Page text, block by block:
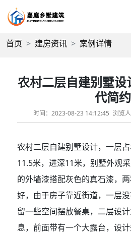
首页 建房资讯 案例详情
农村二层自建别墅
代简约
时间：2023-08-23 14:12:45 浏览
农村二层自建别墅设计，一层
11.5米，进深11米，别墅外观
的外墙漆搭配灰色的真石漆，
好，由于房子靠近街道，一层
留一些空间摆放餐桌，二层设
息，前面带有一个大露台，设计